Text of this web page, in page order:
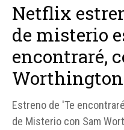
Netflix
de misterio
encontraré,
Estreno de 'Te
de Misterio con Sam